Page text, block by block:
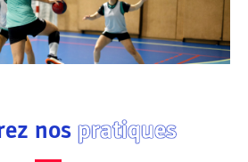
nos pratiques